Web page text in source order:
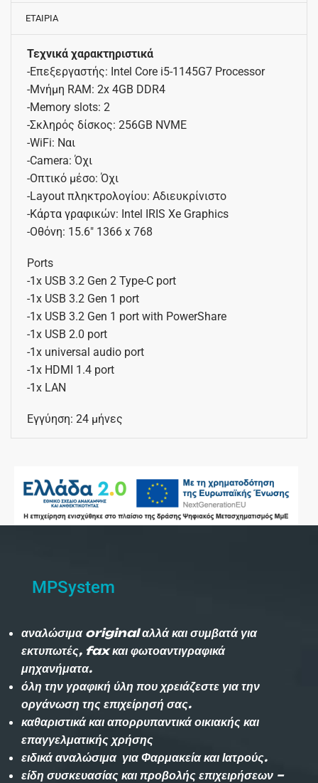
ΕΤΑΙΡΙΑ
Τεχνικά χαρακτηριστικά
-Επεξεργαστής: Intel Core i5-1145G7 Processor
-Μνήμη RAM: 2x 4GB DDR4
-Memory slots: 2
-Σκληρός δίσκος: 256GB NVME
-WiFi: Ναι
-Camera: Όχι
-Οπτικό μέσο: Όχι
-Layout πληκτρολογίου: Αδιευκρίνιστo
-Κάρτα γραφικών: Intel IRIS Xe Graphics
-Οθόνη: 15.6″ 1366 x 768
Ports
-1x USB 3.2 Gen 2 Type-C port
-1x USB 3.2 Gen 1 port
-1x USB 3.2 Gen 1 port with PowerShare
-1x USB 2.0 port
-1x universal audio port
-1x HDMI 1.4 port
-1x LAN
Εγγύηση: 24 μήνες
MPSystem
αναλώσιμα original αλλά και συμβατά για
εκτυπωτές, fax και φωτοαντιγραφικά
μηχανήματα.
όλη την γραφική ύλη που χρειάζεστε για την
οργάνωση της επιχείρησή σας.
καθαριστικά και απορρυπαντικά οικιακής και
επαγγελματικής χρήσης
ειδικά αναλώσιμα για Φαρμακεία και Ιατρούς.
είδη συσκευασίας και προβολής επιχειρήσεων –